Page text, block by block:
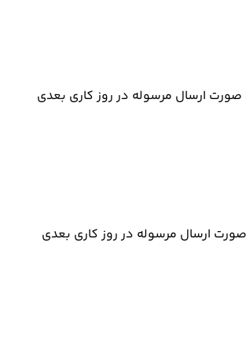
این صورت ارسال مرسوله در روز کاری بعدی
این صورت ارسال مرسوله در روز کاری بعدی